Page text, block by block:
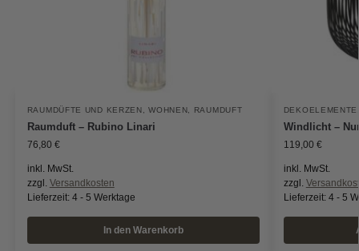
RAUMDÜFTE UND KERZEN ,WOHNEN RAUMDUFT
Raumduft – Rubino Linari
76,80 €
inkl. MwSt.
zzgl. Versandkosten
Lieferzeit: 4 - 5 Werktage
In den Warenkorb
DEKOELEMENTE
Windlicht –
119,00 €
inkl. MwSt.
zzgl.
Lieferzeit: 4 - 5